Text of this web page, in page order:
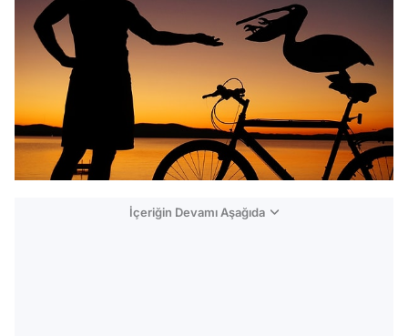
İçeriğin Devamı Aşağıda